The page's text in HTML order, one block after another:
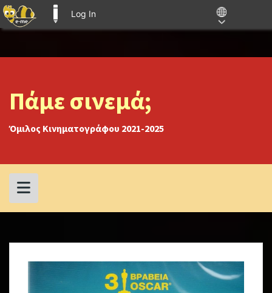
Πάμε σινεμά;
Όμιλος Κινηματογράφου 2021-2025
Log In